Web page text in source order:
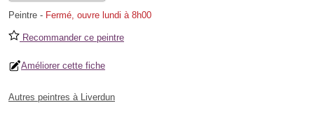
Peintre - Fermé, ouvre lundi à 8h00
Recommander ce peintre
Améliorer cette fiche
Autres peintres à Liverdun